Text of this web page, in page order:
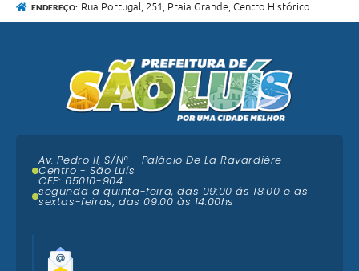
ENDEREÇO: Rua Portugal, 251, Praia Grande, Centro Histórico
Av. Pedro II, S/N° - Palácio De La Ravardière -
Centro - São Luís
CEP: 65010-904
segunda a quinta-feira, das 09:00 ás 18:00 e as
sextas-feiras, das 09:00 às 14:00hs